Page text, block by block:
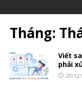
Tháng:
Viết
phải
20/